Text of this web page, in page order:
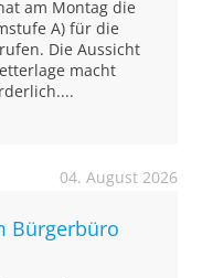
am Montag die
A) für die
Die Aussicht
macht
04. August 2026
Bürgerbüro